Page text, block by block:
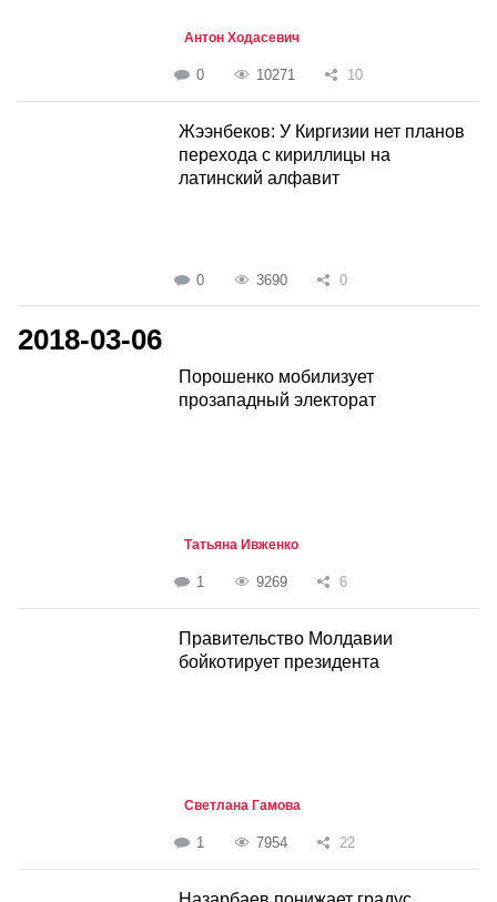
Антон Ходасевич
0 10271 10
Жээнбеков: У Киргизии нет планов
перехода с кириллицы на
латинский алфавит
0 3690 0
2018-03-06
Порошенко мобилизует
прозападный электорат
Татьяна Ивженко
1 9269 6
Правительство Молдавии
бойкотирует президента
Светлана Гамова
1 7954 22